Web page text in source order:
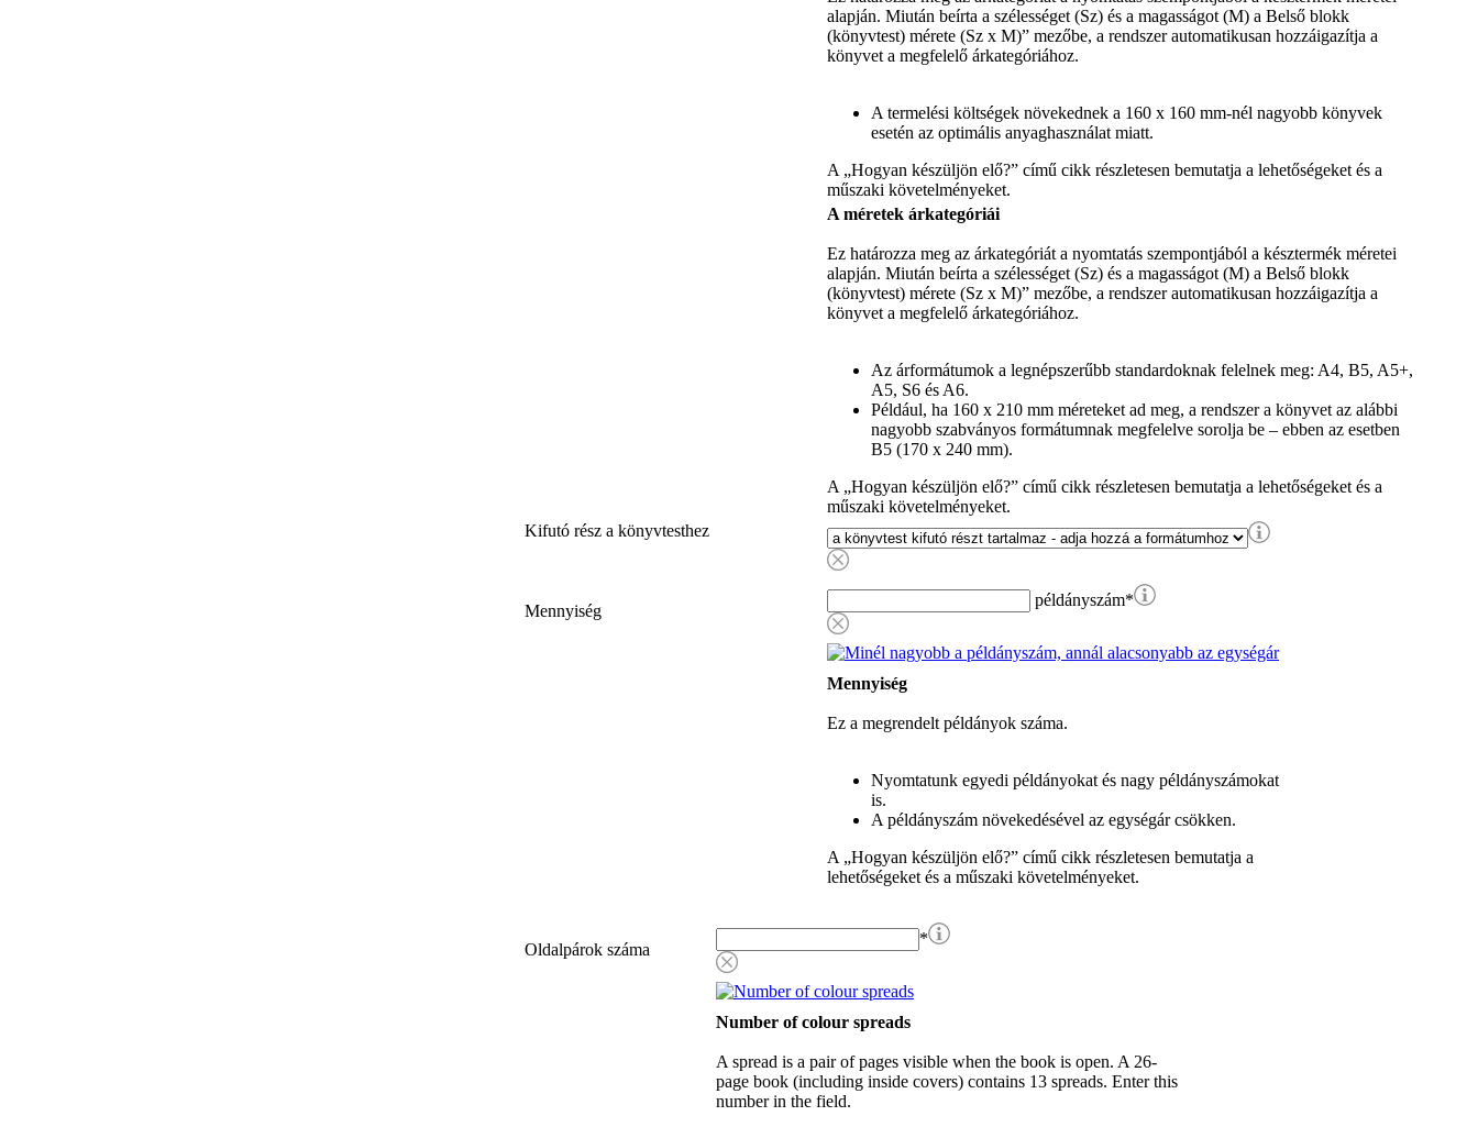
alapján. Miután beírta a szélességet (Sz) és a magasságot (M) a Belső blokk
(könyvtest) mérete (Sz x M)” mezőbe, a rendszer automatikusan hozzáigazítja a
könyvet a megfelelő árkategóriához.
A termelési költségek növekednek a 160 x 160 mm-nél nagyobb könyvek
esetén az optimális anyaghasználat miatt.
A „Hogyan készüljön elő?” című cikk részletesen bemutatja a lehetőségeket és a
műszaki követelményeket.
A méretek árkategóriái
Ez határozza meg az árkategóriát a nyomtatás szempontjából a késztermék méretei
alapján. Miután beírta a szélességet (Sz) és a magasságot (M) a Belső blokk
(könyvtest) mérete (Sz x M)” mezőbe, a rendszer automatikusan hozzáigazítja a
könyvet a megfelelő árkategóriához.
Az árformátumok a legnépszerűbb standardoknak felelnek meg: A4, B5, A5+,
A5, S6 és A6.
Például, ha 160 x 210 mm méreteket ad meg, a rendszer a könyvet az alábbi
nagyobb szabványos formátumnak megfelelve sorolja be – ebben az esetben
B5 (170 x 240 mm).
A „Hogyan készüljön elő?” című cikk részletesen bemutatja a lehetőségeket és a
műszaki követelményeket.
Kifutó rész a könyvtesthez
Mennyiség
példányszám*
Mennyiség
Ez a megrendelt példányok száma.
Nyomtatunk egyedi példányokat és nagy példányszámokat
is.
A példányszám növekedésével az egységár csökken.
A „Hogyan készüljön elő?” című cikk részletesen bemutatja a
lehetőségeket és a műszaki követelményeket.
Oldalpárok száma
*
Number of colour spreads
A spread is a pair of pages visible when the book is open. A 26-
page book (including inside covers) contains 13 spreads. Enter this
number in the field.